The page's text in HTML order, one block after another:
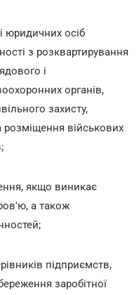
юридичних осіб
з розквартирування
і
органів,
захисту,
військових
якщо виникає
а також
підприємств,
заробітної